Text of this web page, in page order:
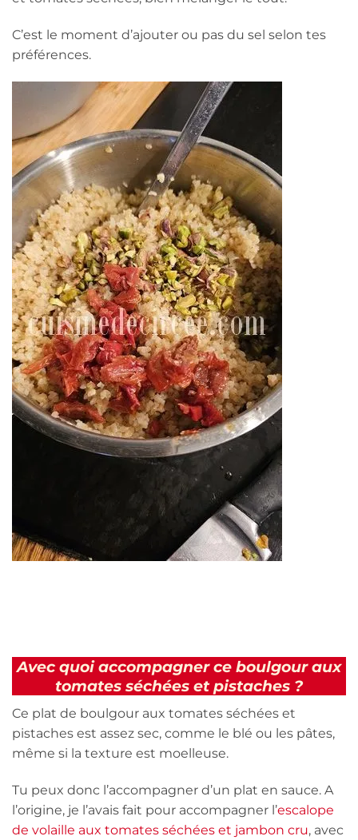
C’est le moment d’ajouter ou pas du sel selon tes
préférences.
Avec quoi accompagner ce boulgour aux
tomates séchées et pistaches ?
Ce plat de boulgour aux tomates séchées et
pistaches est assez sec, comme le blé ou les pâtes,
même si la texture est moelleuse.
Tu peux donc l’accompagner d’un plat en sauce. A
l’origine, je l’avais fait pour accompagner l’escalope
de volaille aux tomates séchées et jambon cru, avec